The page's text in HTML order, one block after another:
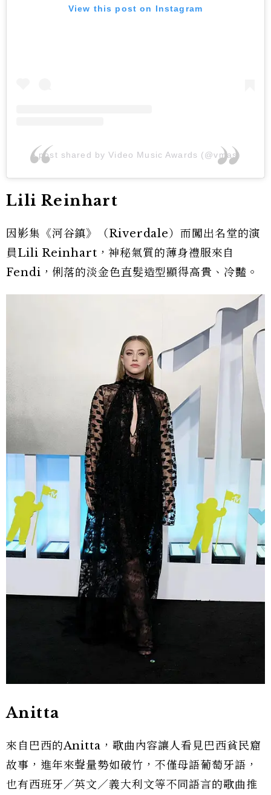
View this post on Instagram
A post shared by Video Music Awards (@vmas)
Lili Reinhart
因影集《河谷鎮》（Riverdale）而闖出名堂的演
員Lili Reinhart，神秘氣質的薄身禮服來自
Fendi，俐落的淡金色直髮造型顯得高貴、冷豔。
Anitta
來自巴西的Anitta，歌曲內容讓人看見巴西貧民窟
故事，進年來聲量勢如破竹，不僅母語葡萄牙語，
也有西班牙／英文／義大利文等不同語言的歌曲推